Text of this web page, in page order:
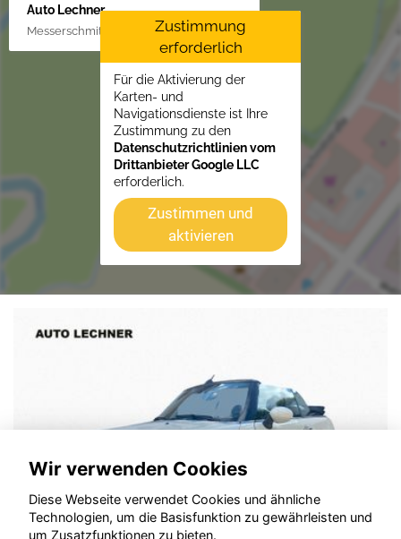
Auto Lechner
Messerschmittstr. 4, 86453 Dasing/Lindl
Zustimmung
erforderlich
Für die Aktivierung der
Karten- und
Navigationsdienste ist Ihre
Zustimmung zu den
Datenschutzrichtlinien vom
Drittanbieter Google LLC
erforderlich.
Zustimmen und
aktivieren
Wir verwenden Cookies
Diese Webseite verwendet Cookies und ähnliche
Technologien, um die Basisfunktion zu gewährleisten und
um Zusatzfunktionen zu bieten.